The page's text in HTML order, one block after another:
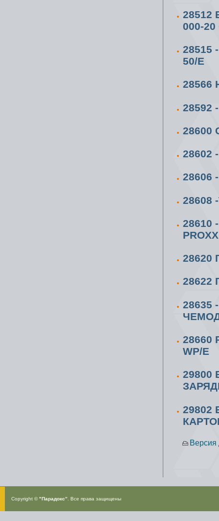
28512
000-
50/Е
28566
28592
28602
28606
28608
28622
28635
WP/E
Версия
Copyright ©"Парадокс” . Все права защищены